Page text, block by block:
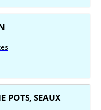
POTS, SEAUX